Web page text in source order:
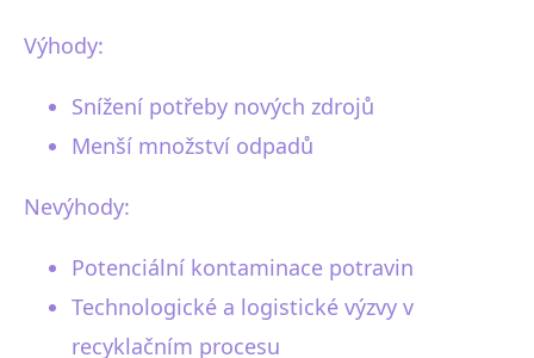
Výhody:
Snížení potřeby nových zdrojů
Menší množství odpadů
Nevýhody:
Potenciální kontaminace potravin
Technologické a logistické výzvy v
recyklačním procesu